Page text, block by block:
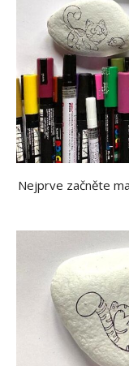
Nejprve začněte